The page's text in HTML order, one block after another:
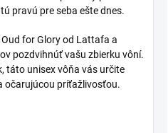
pravú pre seba ešte dnes.
for Glory od Lattafa a
pozdvihnúť vašu zbierku vôní.
táto unisex vôňa vás určite
očarujúcou príťažlivosťou.